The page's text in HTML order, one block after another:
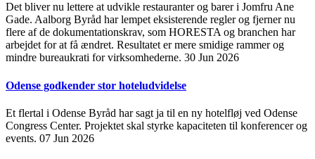
Det bliver nu lettere at udvikle restauranter og barer i Jomfru Ane
Gade. Aalborg Byråd har lempet eksisterende regler og fjerner nu
flere af de dokumentationskrav, som HORESTA og branchen har
arbejdet for at få ændret. Resultatet er mere smidige rammer og
mindre bureaukrati for virksomhederne. 30 Jun 2026
Odense godkender stor hoteludvidelse
Et flertal i Odense Byråd har sagt ja til en ny hotelfløj ved Odense
Congress Center. Projektet skal styrke kapaciteten til konferencer og
events. 07 Jun 2026